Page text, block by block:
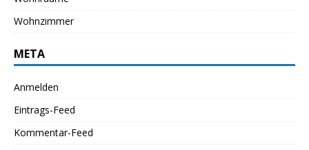
Wohnzimmer
META
Anmelden
Eintrags-Feed
Kommentar-Feed